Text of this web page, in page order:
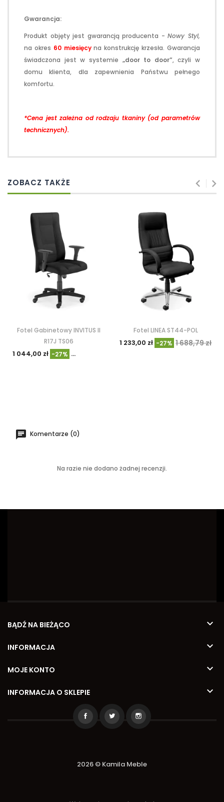
Gwarancja:
Produkt objęty jest gwarancją producenta -Nowy Styl,
na okres 60miesięcy na konstrukcję krzesła. Gwarancja
świadczona jest w systemie „door to door”, czyli w
domu klienta, dla zapewnienia Państwu pełnego
komfortu.
*Cena jest zależna od rodzaju tkaniny (od parametrów
technicznych).
ZOBACZ TAKŻE
Fotel Gabinetowy INVITUS II
R17J TS06
1 044,00 zł -27% 1 430,49 zł
Fotel LINEA ST44-POL
1 233,00 zł -27% 1 688,79 zł
Komentarze (0)
Na razie nie dodano żadnej recenzji.
BĄDŹ NA BIEŻĄCO 
INFORMACJA 
MOJE KONTO 
INFORMACJA O SKLEPIE 
2026 © Kamila Meble